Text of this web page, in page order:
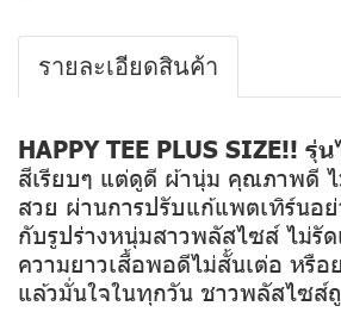
รายละเอียดสินค้า
HAPPY TEE PLUS SIZE!! รุ่
สีเรียบๆ แต่ดูดี ผ้านุ่ม คุณภาพดี ไ
สวย ผ่านการปรับแก้แพตเทิร์นอย่
กับรูปร่างหนุ่มสาวพลัสไซส์ ไม่รั
ความยาวเสื้อพอดีไม่สั้นเต่อ หรือ
แล้วมั่นใจในทุกวัน ชาวพลัสไซส์